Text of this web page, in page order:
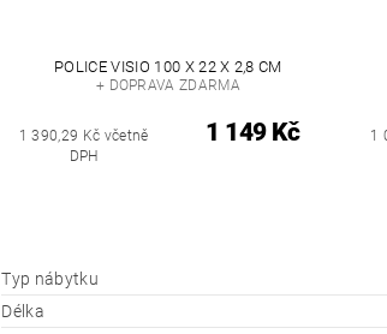
POLICE VISIO 100 X 22 X 2,8 CM
+ DOPRAVA ZDARMA
1 390,29 Kč včetně
DPH
1 149 Kč
1
Typ nábytku
Délka